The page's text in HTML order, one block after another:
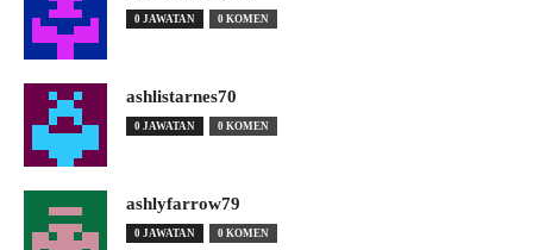
0 JAWATAN 0 KOMEN
ashlistarnes70
0 JAWATAN 0 KOMEN
ashlyfarrow79
0 JAWATAN 0 KOMEN